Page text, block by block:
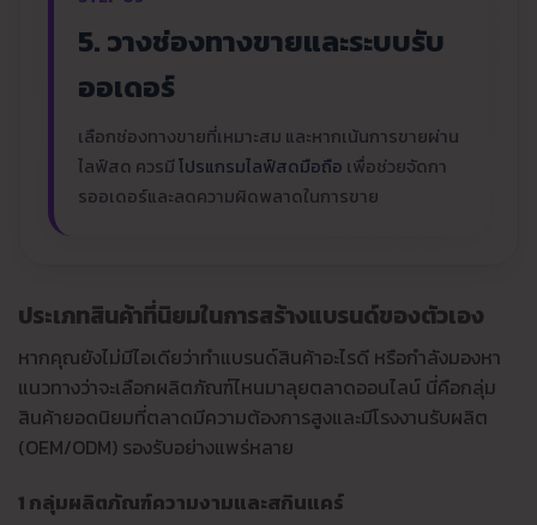
5. วางช่องทางขายและระบบรับ
ออเดอร์
เลือกช่องทางขายที่เหมาะสม และหากเน้นการขายผ่าน
ไลฟ์สด ควรมีโปรแกรมไลฟ์สดมือถือ เพื่อช่วยจัดกา
รออเดอร์และลดความผิดพลาดในการขาย
ประเภทสินค้าที่นิยมในการสร้างแบรนด์ของตัวเอง
หากคุณยังไม่มีไอเดียว่าทำแบรนด์สินค้าอะไรดี หรือกำลังมองหา
แนวทางว่าจะเลือกผลิตภัณฑ์ไหนมาลุยตลาดออนไลน์ นี่คือกลุ่ม
สินค้ายอดนิยมที่ตลาดมีความต้องการสูงและมีโรงงานรับผลิต
(OEM/ODM) รองรับอย่างแพร่หลาย
1 กลุ่มผลิตภัณฑ์ความงามและสกินแคร์